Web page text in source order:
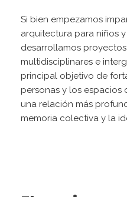
Si bien empezamos
arquitectura para niños
desarrollamos
multidisciplinares e
principal objetivo de
personas y los espacios
una relación más
memoria colectiva y la